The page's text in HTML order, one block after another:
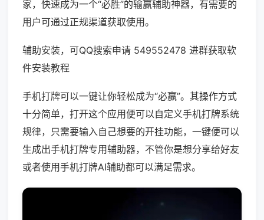
家，快速成为一个“必胜”的输赢辅助神器，有需要的
用户可通过正规渠道获取使用。
辅助安装，可QQ搜索申请 549552478 进群获取软
件安装教程
手机打牌可以一键让你轻松成为“必赢”。其操作方式
十分简单，打开这个应用便可以自定义手机打牌系统
规律，只需要输入自己想要的开挂功能，一键便可以
生成出手机打牌专用辅助器，不管你是想分享给好友
或者使用手机打牌AI辅助都可以满足需求。